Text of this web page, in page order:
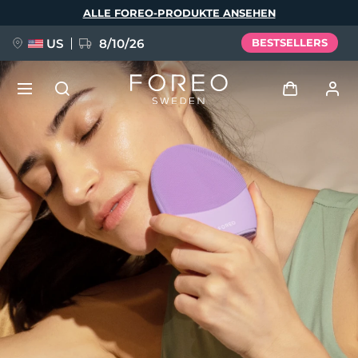
ALLE FOREO-PRODUKTE ANSEHEN
US 8/10/26 BESTSELLERS
Benutzerkonto
Meine Geräte
Meine Bestellungen
Meine Adressen
Meine Abonnements
NEU
FAQ™ Pure Beauty-Tech Elixir
BREAKING NEWS
issa™ Teeth Whitening Set
Sprache
English Deutsch
Español
Français
Italiano
Português
Svenska
Русский
Türkçe
简体中文 繁體中文